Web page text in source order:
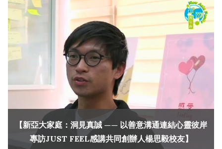
【新亞大家庭：洞見真誠 —— 以善意溝通連結心靈彼岸
專訪JUST FEEL感講共同創辦人楊思毅校友】